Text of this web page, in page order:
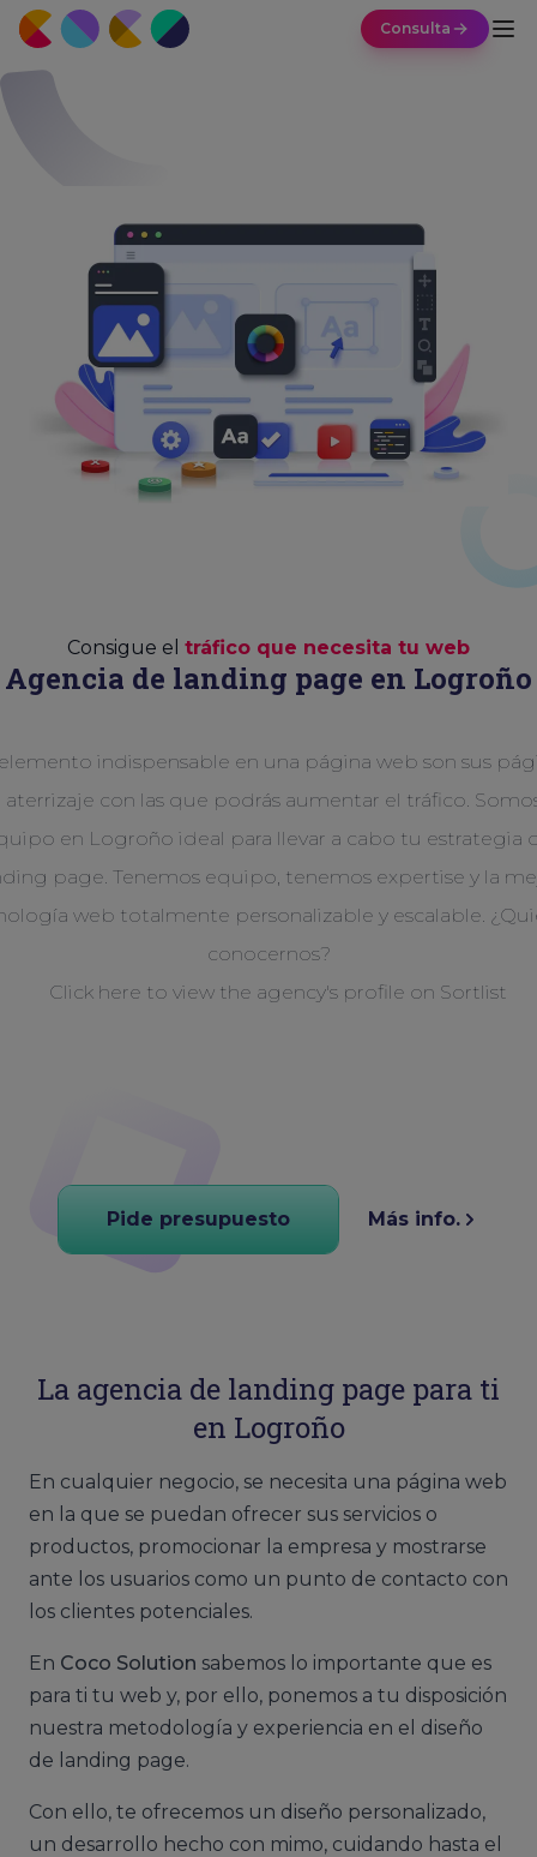
Consulta
Consigue el tráfico que necesita tu web
Agencia de landing page en Logroño
indispensable en una página web son sus
con las que podrás aumentar el tráfico.
en Logroño ideal para llevar a cabo tu estrategia
page. Tenemos equipo, tenemos expertise y la
web totalmente personalizable y escalable.
conocernos?
Pide presupuesto Más info.
La agencia de landing page para ti
en Logroño
En cualquier negocio, se necesita una página web
en la que se puedan ofrecer sus servicios o
productos, promocionar la empresa y mostrarse
ante los usuarios como un punto de contacto con
los clientes potenciales.
En Coco Solution sabemos lo importante que es
para ti tu web y, por ello, ponemos a tu disposición
nuestra metodología y experiencia en el diseño
de landing page.
Con ello, te ofrecemos un diseño personalizado,
un desarrollo hecho con mimo, cuidando hasta el